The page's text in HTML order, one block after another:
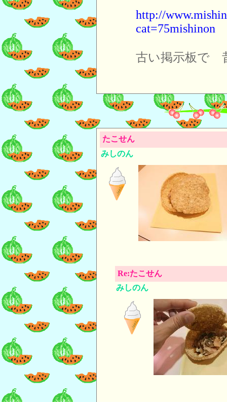
http://
cat=75mishinon
古い掲示板で
たこせん
みしのん
Re:たこせん
みしのん